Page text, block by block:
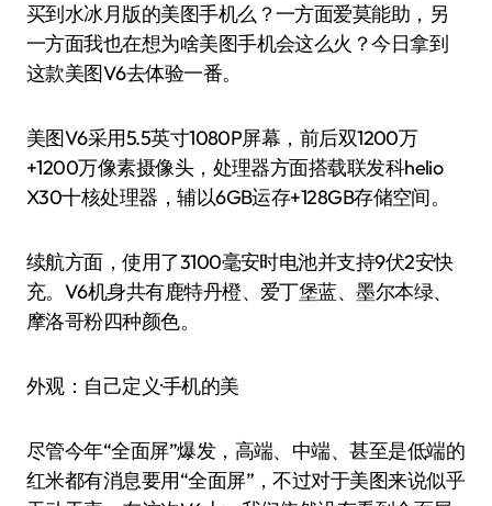
买到水冰月版的美图手机么？一方面爱莫能助，另
一方面我也在想为啥美图手机会这么火？今日拿到
这款美图V6去体验一番。
美图V6采用5.5英寸1080P屏幕，前后双1200万
+1200万像素摄像头，处理器方面搭载联发科helio
X30十核处理器，辅以6GB运存+128GB存储空间。
续航方面，使用了3100毫安时电池并支持9伏2安快
充。V6机身共有鹿特丹橙、爱丁堡蓝、墨尔本绿、
摩洛哥粉四种颜色。
外观：自己定义·手机的美
尽管今年“全面屏”爆发，高端、中端、甚至是低端的
红米都有消息要用“全面屏”，不过对于美图来说似乎